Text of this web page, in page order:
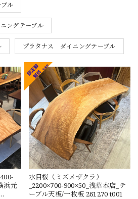
ル
ングテーブル
プラタナス ダイニングテーブル
浜元
水目桜（ミズメザクラ）
_2200×700-900×50_浅草本店_テ
ーブル天板/一枚板 261270 t001